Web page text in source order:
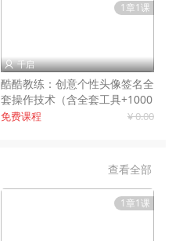
1章1课
 千启
酷酷教练：创意个性头像签名全
套操作技术（含全套工具+1000
套模板）
免费课程 ¥ 0.00
查看全部
1章1课